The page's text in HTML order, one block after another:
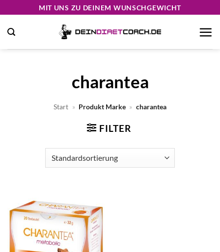
springen
MIT UNS ZU DEINEM WUNSCHGEWICHT
charantea
Start » Produkt Marke » charantea
FILTER